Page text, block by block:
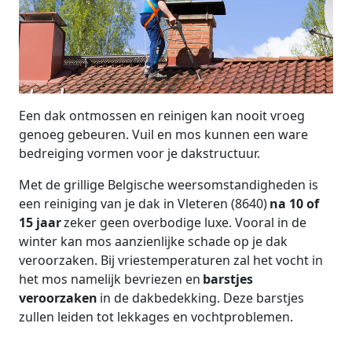
Een dak ontmossen en reinigen kan nooit vroeg
genoeg gebeuren. Vuil en mos kunnen een ware
bedreiging vormen voor je dakstructuur.
Met de grillige Belgische weersomstandigheden is
een reiniging van je dak in Vleteren (8640)na 10 of
15 jaarzeker geen overbodige luxe. Vooral in de
winter kan mos aanzienlijke schade op je dak
veroorzaken. Bij vriestemperaturen zal het vocht in
het mos namelijk bevriezen en barstjes
veroorzaken in de dakbedekking. Deze barstjes
zullen leiden tot lekkages en vochtproblemen.